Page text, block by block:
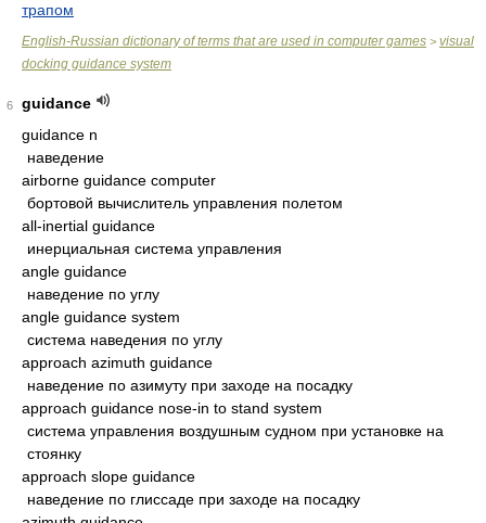
трапом
English-Russian dictionary of terms that are used in computer games > visual
docking guidance system
6
guidance
guidance n
наведение
airborne guidance computer
бортовой вычислитель управления полетом
all-inertial guidance
инерциальная система управления
angle guidance
наведение по углу
angle guidance system
система наведения по углу
approach azimuth guidance
наведение по азимуту при заходе на посадку
approach guidance nose-in to stand system
система управления воздушным судном при установке на
стоянку
approach slope guidance
наведение по глиссаде при заходе на посадку